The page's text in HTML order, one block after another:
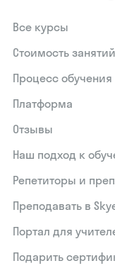
Все курсы
Стоимость занятий
Процесс обучения
Платформа
Отзывы
Наш подход к
Репетиторы и
Преподавать в
Портал для
Подарить